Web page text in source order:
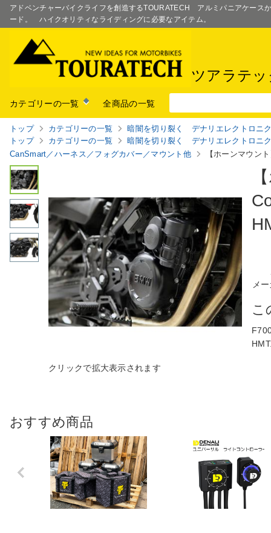
アドベンチャーバイクライフを創造するTOURATECH アルミパニアケース
ード。 ハイクオリティなライディングに必要なアイテム。
ツアラテ
カテゴリーの一覧 全商品の一覧
トップ カテゴリーの一覧 暗闇を切り裂く デナリエレクトロ ニ
トップ
カテゴリーの一覧 暗闇を切り裂く デナリエレクトロ ニ
CanSmart／ハーネス／フォグカバー ／マウント他 【ホーンマウン
メ
こ
おすすめ商品
Previo
us